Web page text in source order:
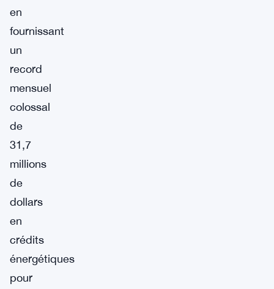
en
fournissant
un
record
mensuel
colossal
de
31,7
millions
de
dollars
en
crédits
énergétiques
pour